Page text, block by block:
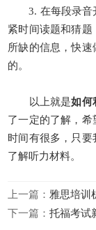
3. 在每段录音开
紧时间读题和猜
所缺的信息，快
的。
以上就是如何
了一定的了解，
时间有很多，只
了解听力材料。
上一篇： 雅思培训
下一篇：托福考试